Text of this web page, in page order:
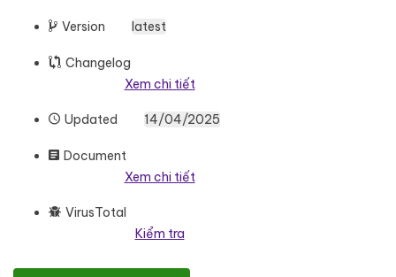
Version latest
Changelog
Xem chi tiết
Updated 14/04/2025
Document
Xem chi tiết
VirusTotal
Kiểm tra
Data Fort — Cyber Security Services Elementor Template Kit